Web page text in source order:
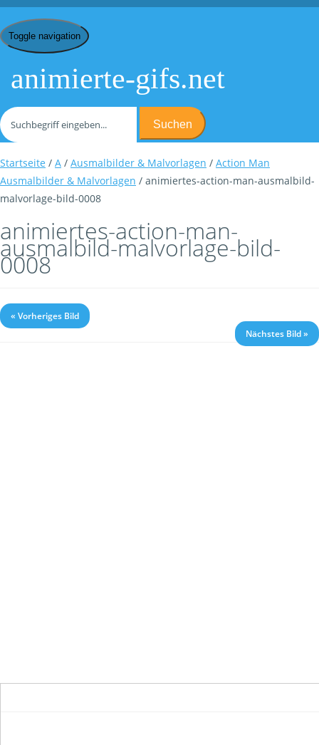
Toggle navigation
animierte-gifs.net
Suchen
Startseite / A / Ausmalbilder & Malvorlagen / Action Man
Ausmalbilder & Malvorlagen / animiertes-action-man-ausmalbild-
malvorlage-bild-0008
animiertes-action-man-
ausmalbild-malvorlage-bild-
0008
« Vorheriges Bild
Nächstes Bild »